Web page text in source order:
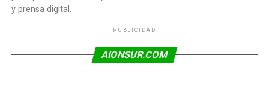
y prensa digital.
PUBLICIDAD
AIONSUR.COM